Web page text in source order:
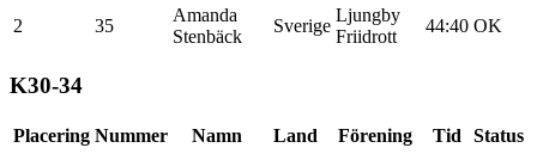
2 35
Amanda
Stenbäck
Sverige
Ljungby
Friidrott
44:40 OK
K30-34
Placering Nummer Namn Land Förening Tid
Status